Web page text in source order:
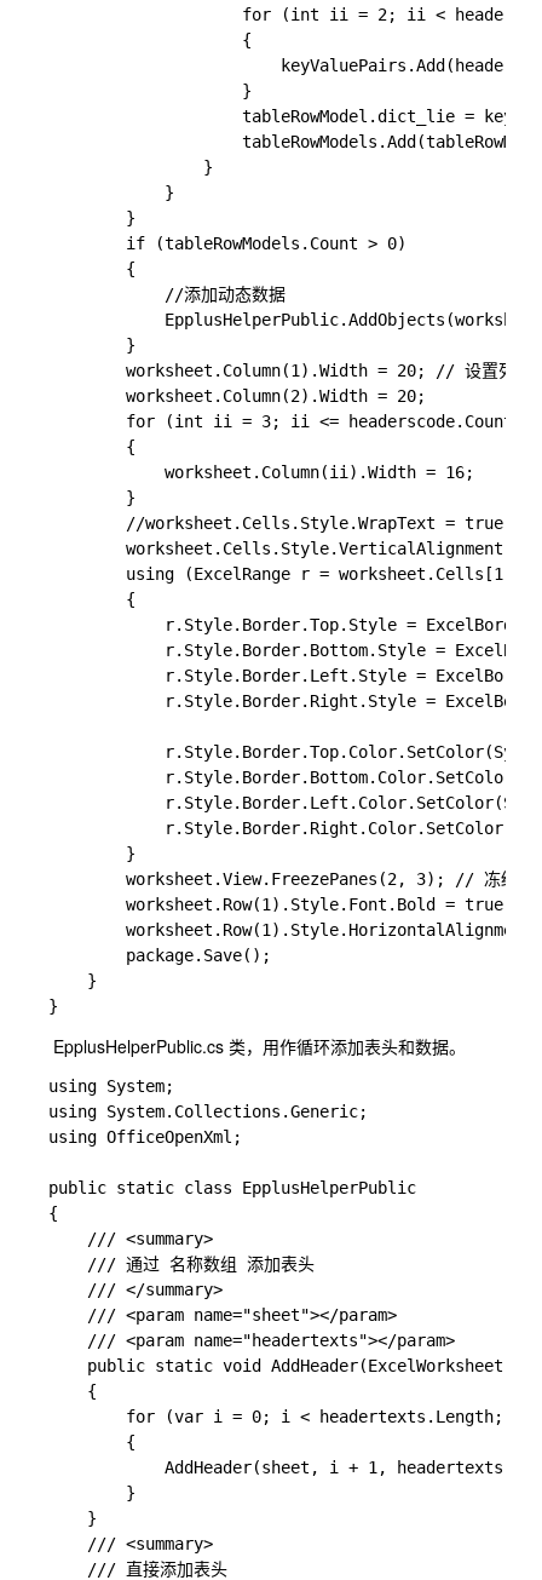
for (int ii = 2; ii <
                    {
                    }
tableRowModel.dict_lie =
                }
            }
        }
        if (tableRowModels.Count > 0)
        {
            //添加动态数据
        }
        worksheet.Column(1).Width = 20; // 设置列宽
        worksheet.Column(2).Width = 20;
for (int ii = 3; ii <= headerscode.Count;
        {
            worksheet.Column(ii).Width = 16;
        }
//worksheet.Cells.Style.WrapText = true; //
worksheet.Cells.Style.VerticalAlignment =
using (ExcelRange r = worksheet.Cells[1,
        {
r.Style.Border.Top.Style =
r.Style.Border.Bottom.Style =
r.Style.Border.Left.Style =
r.Style.Border.Right.Style =
        }
worksheet.View.FreezePanes(2, 3); // 冻结第
worksheet.Row(1).Style.Font.Bold = true; //
worksheet.Row(1).Style.HorizontalAlignment
        package.Save();
    }
}
EpplusHelperPublic.cs 类，用作循环添加表头和数据。
using System;
using System.Collections.Generic;
using OfficeOpenXml;
public static class EpplusHelperPublic
{
    /// <summary>
    /// 通过 名称数组 添加表头
    /// </summary>
    /// <param name="sheet"></param>
    /// <param name="headertexts"></param>
public static void AddHeader(ExcelWorksheet
    {
for (var i = 0; i < headertexts.Length;
        {
AddHeader(sheet, i + 1,
        }
    }
    /// <summary>
    /// 直接添加表头